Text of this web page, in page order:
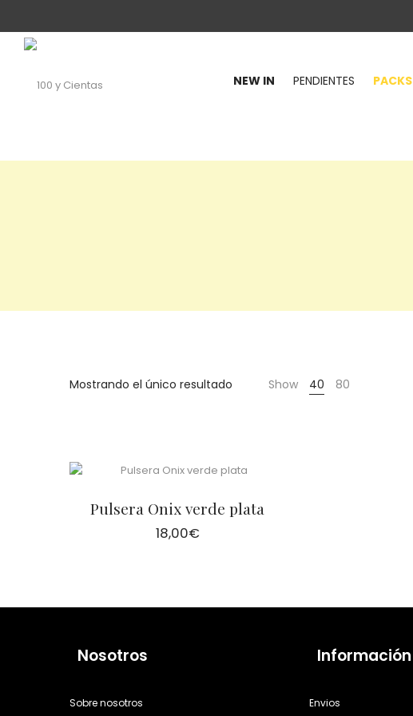
NEW IN PENDIENTES PACKS
Mostrando el único resultado Show 40 80
Pulsera Onix verde plata
18,00€
Nosotros
Sobre nosotros
Información
Envios